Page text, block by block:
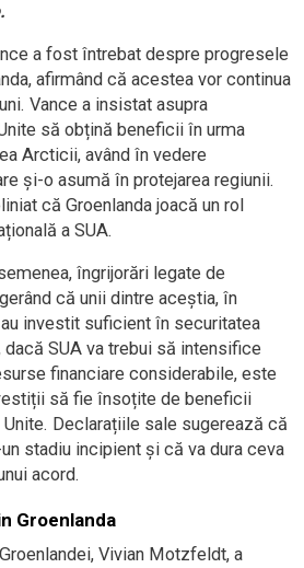
a fost întrebat despre progresele
afirmând că acestea vor continua
Vance a insistat asupra
să obțină beneficii în urma
Arcticii, având în vedere
și-o asumă în protejarea regiunii.
că Groenlanda joacă un rol
a SUA.
îngrijorări legate de
că unii dintre aceștia, în
investit suficient în securitatea
SUA va trebui să intensifice
financiare considerabile, este
să fie însoțite de beneficii
Declarațiile sale sugerează că
stadiu incipient și că va dura ceva
acord.
Groenlanda
Vivian Motzfeldt, a